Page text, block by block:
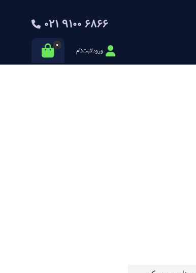
021 9100 6866
ورود/ثبت‌نام
0